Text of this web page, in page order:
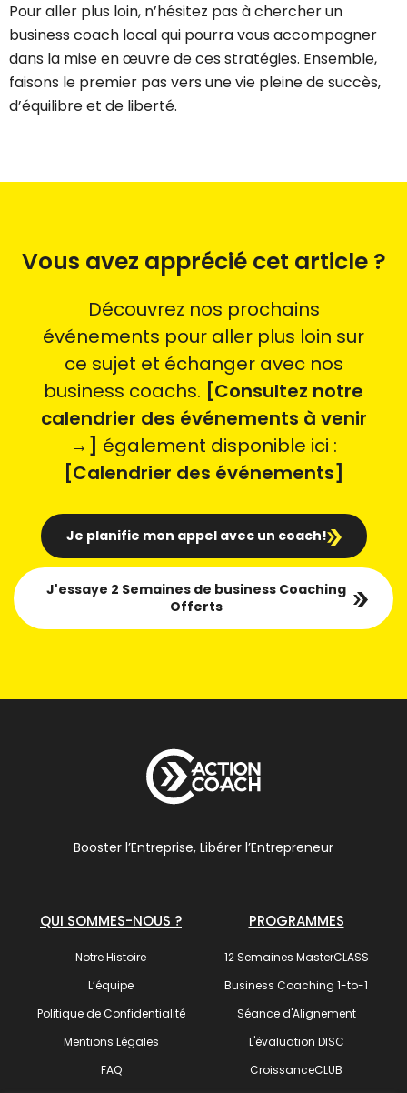
Pour aller plus loin, n’hésitez pas à chercher un
business coach local qui pourra vous accompagner
dans la mise en œuvre de ces stratégies. Ensemble,
faisons le premier pas vers une vie pleine de succès,
d’équilibre et de liberté.
Vous avez apprécié cet article ?
Découvrez nos prochains
événements pour aller plus loin sur
ce sujet et échanger avec nos
business coachs. [Consultez notre
calendrier des événements à venir
→] également disponible ici :
[Calendrier des événements]
Je planifie mon appel avec un coach!
J'essaye 2 Semaines de business Coaching
Offerts
Booster l’Entreprise, Libérer l’Entrepreneur
QUI SOMMES-NOUS ?
Notre Histoire
L’équipe
Politique de Confidentialité
Mentions Légales
FAQ
PROGRAMMES
12 Semaines MasterCLASS
Business Coaching 1-to-1
Séance d'Alignement
L'évaluation DISC
CroissanceCLUB